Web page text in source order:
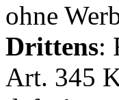
ohne
Drittens:
Art. 345